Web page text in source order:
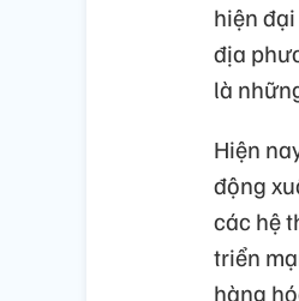
hiện
địa
là
Hiện
động
các hệ
triển
hàng